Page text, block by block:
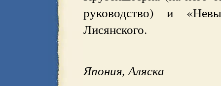
руководство) и
Лисянского.
Япония, Аляска